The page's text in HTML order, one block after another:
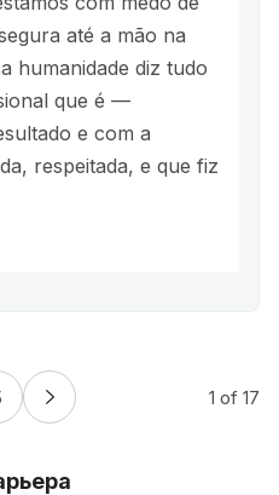
até a mão na
humanidade diz tudo
que é —
e com a
respeitada, e que fiz
1 of 17